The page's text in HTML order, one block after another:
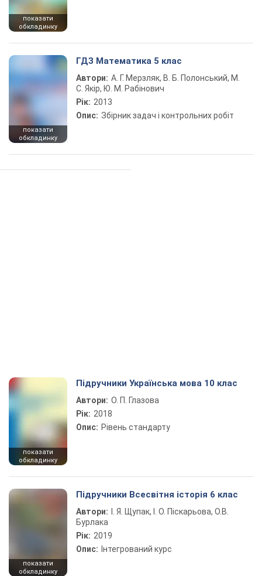
показати
обкладинку
показати
обкладинку
ГДЗ Математика 5 клас
Автори: А. Г. Мерзляк, В. Б. Полонський, М.
С. Якір, Ю. М. Рабінович
Рік: 2013
Опис: Збірник задач і контрольних робіт
показати
обкладинку
Підручники Українська мова 10 клас
Автори: О. П. Глазова
Рік: 2018
Опис: Рівень стандарту
показати
обкладинку
Підручники Всесвітня історія 6 клас
Автори:
І. Я. Щупак, І. О. Піскарьова, О.В.
Бурлака
Рік: 2019
Опис: Інтегрований курс